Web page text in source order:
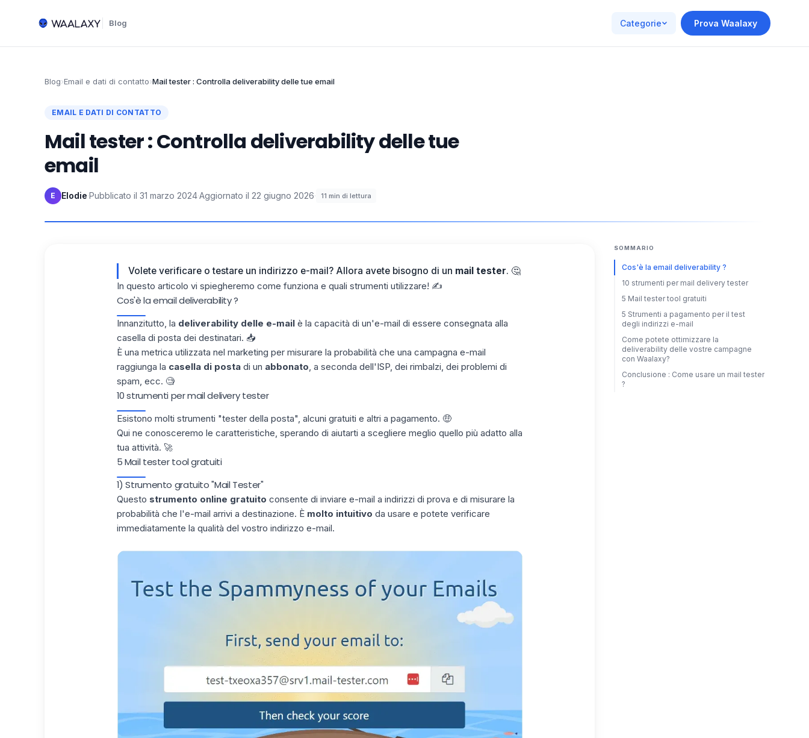
Blog Categorie Prova Waalaxy
Blog›Email e dati di contatto›Mail tester : Controlla deliverability delle tue email
EMAIL E DATI DI CONTATTO
Mail tester : Controlla deliverability delle tue
email
E Elodie·Pubblicato il 31 marzo 2024·Aggiornato il 22 giugno 2026· 11 min di lettura
Volete verificare o testare un indirizzo e-mail? Allora avete bisogno di un mail tester. 🤔
In questo articolo vi spiegheremo come funziona e quali strumenti utilizzare! ✍️
Cos'è la email deliverability ?
Innanzitutto, la deliverability delle e-mailè la capacità di un'e-mail di essere consegnata alla
casella di posta dei destinatari. 📥
È una metrica utilizzata nel marketing per misurare la probabilità che una campagna e-mail
raggiunga la casella di postadi un abbonato, a seconda dell'ISP, dei rimbalzi, dei problemi di
spam, ecc. 🧐
10 strumenti per mail delivery tester
Esistono molti strumenti "tester della posta", alcuni gratuiti e altri a pagamento. 🤑
Qui ne conosceremo le caratteristiche, sperando di aiutarti a scegliere meglio quello più adatto alla
tua attività. 🚀
5 Mail tester tool gratuiti
1) Strumento gratuito "Mail Tester"
Questo strumento online gratuito consente di inviare e-mail a indirizzi di prova e di misurare la
probabilità che l'e-mail arrivi a destinazione. È molto intuitivo da usare e potete verificare
immediatamente la qualità del vostro indirizzo e-mail.
SOMMARIO
Cos'è la email deliverability ?
10 strumenti per mail delivery tester
5 Mail tester tool gratuiti
5 Strumenti a pagamento per il test
degli indirizzi e-mail
Come potete ottimizzare la
deliverability delle vostre campagne
con Waalaxy?
Conclusione : Come usare un mail tester
?